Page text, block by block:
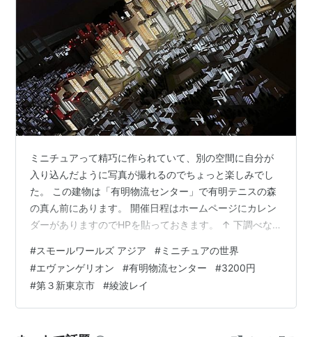
ミニチュアって精巧に作られていて、別の空間に自分が
入り込んだように写真が撮れるのでちょっと楽しみでし
た。 この建物は「有明物流センター」で有明テニスの森
の真ん前にあります。 開催日程はホームページにカレン
ダーがありますのでHPを貼っておきます。 ↑ 下調べな
た(笑) smallworlds.jp 入場料は3,200円です！ ↑ 入口か
らのアプローチ 主なエリアは、 宇宙センターエリア 世
界の街エリア 関西国際空港エリア エヴァンゲリオン格納
庫エリア エヴァンゲリオン第３新東京市エリア などがあ
#スモールワールズ アジア #ミニチュアの世界
#エヴァンゲリオン #有明物流センター #3200円
#第３新東京市 #綾波レイ